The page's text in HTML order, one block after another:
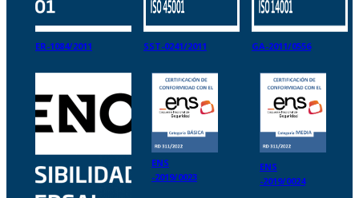
ER-1084/2011 SST-0241/2011 GA-2011/0556
ENS
-2019/0023
ENS
-2019/0024